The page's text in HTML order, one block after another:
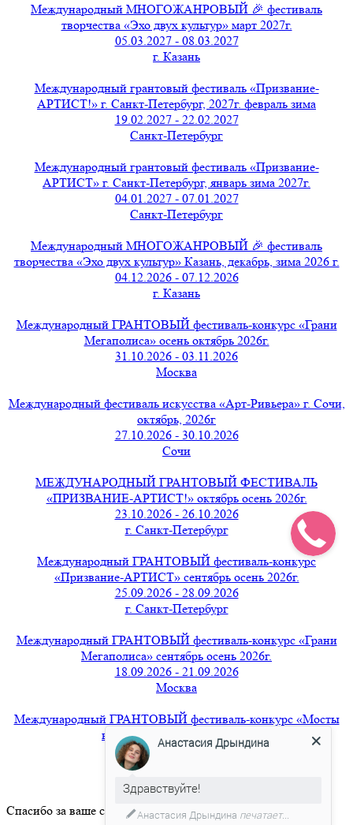
Международный МНОГОЖАНРОВЫЙ 🎉 фестиваль
творчества «Эхо двух культур» март 2027г.
05.03.2027 - 08.03.2027
г. Казань
Международный грантовый фестиваль «Призвание-
АРТИСТ!» г. Санкт-Петербург, 2027г. февраль зима
19.02.2027 - 22.02.2027
Санкт-Петербург
Международный грантовый фестиваль «Призвание-
АРТИСТ» г. Санкт-Петербург, январь зима 2027г.
04.01.2027 - 07.01.2027
Санкт-Петербург
Международный МНОГОЖАНРОВЫЙ 🎉 фестиваль
творчества «Эхо двух культур» Казань, декабрь, зима 2026 г.
04.12.2026 - 07.12.2026
г. Казань
Международный ГРАНТОВЫЙ фестиваль-конкурс «Грани
Мегаполиса» осень октябрь 2026г.
31.10.2026 - 03.11.2026
Москва
Международный фестиваль искусства «Арт-Ривьера» г. Сочи,
октябрь, 2026г
27.10.2026 - 30.10.2026
Сочи
МЕЖДУНАРОДНЫЙ ГРАНТОВЫЙ ФЕСТИВАЛЬ
«ПРИЗВАНИЕ-АРТИСТ!» октябрь осень 2026г.
23.10.2026 - 26.10.2026
г. Санкт-Петербург
Международный ГРАНТОВЫЙ фестиваль-конкурс
«Призвание-АРТИСТ» сентябрь осень 2026г.
25.09.2026 - 28.09.2026
г. Санкт-Петербург
Международный ГРАНТОВЫЙ фестиваль-конкурс «Грани
Мегаполиса» сентябрь осень 2026г.
18.09.2026 - 21.09.2026
Москва
Международный ГРАНТОВЫЙ фестиваль-конкурс «Мосты
вдохновения» август 2026г.
21.08.2026 - 24.08.2026
г. Санкт-Петербург
Спасибо за ваше сообщение.
Анастасия Дрындина
Здравствуйте!
Анастасия Дрындина печатает...